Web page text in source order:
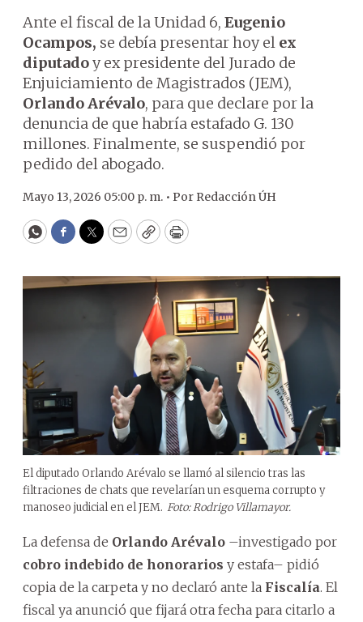
Ante el fiscal de la Unidad 6, Eugenio
Ocampos, se debía presentar hoy el ex
diputadoy ex presidente del Jurado de
Enjuiciamiento de Magistrados (JEM),
Orlando Arévalo, para que declare por la
denuncia de que habría estafado G. 130
millones. Finalmente, se suspendió por
pedido del abogado.
Mayo 13, 2026 05:00 p. m. • Por Redacción ÚH
WhatsApp
Facebook
Twitter
EmailCopyPrint
El diputado Orlando Arévalo se llamó al silencio tras las
filtraciones de chats que revelarían un esquema corrupto y
manoseo judicial en el JEM. Foto: Rodrigo Villamayor.
La defensa de Orlando Arévalo –investigado por
cobro indebido de honorarios y estafa– pidió
copia de la carpeta y no declaró ante la Fiscalía. El
fiscal ya anunció que fijará otra fecha para citarlo a